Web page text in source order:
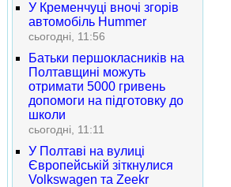
У Кременчуці вночі згорів
автомобіль Hummer
сьогодні, 11:56
Батьки першокласників на
Полтавщині можуть
отримати 5000 гривень
допомоги на підготовку до
школи
сьогодні, 11:11
У Полтаві на вулиці
Європейській зіткнулися
Volkswagen та Zeekr